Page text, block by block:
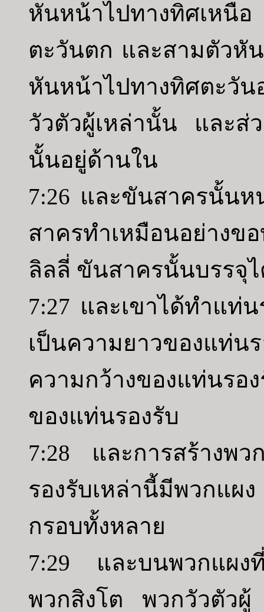
หันหน้าไปทางทิศเหนื
ตะวันตก และสามตัวหั
หันหน้าไปทางทิศตะวั
วัวตัวผู้เหล่านั้น และส่
นั้นอยู่ด้านใน
7:26 และขันสาครนั้น
สาครทำเหมือนอย่าง
ลิลลี่ ขันสาครนั้นบรรจุ
7:27 และเขาได้ทำแท่
เป็นความยาวของแท่
ความกว้างของแท่นรอ
ของแท่นรองรับ
7:28 และการสร้างพ
รองรับเหล่านี้มีพวกแ
กรอบทั้งหลาย
7:29 และบนพวกแผง
พวกสิงโต พวกวัวตัว